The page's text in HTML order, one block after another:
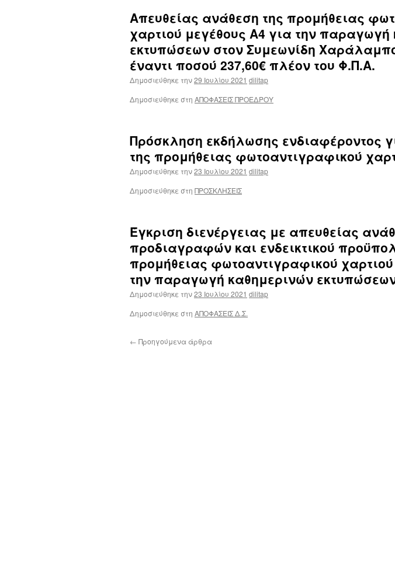
Απευθείας ανάθεση της προμήθειας
χαρτιού μεγέθους Α4 για την παραγωγή
εκτυπώσεων στον Συμεωνίδη
έναντι ποσού 237,60€ πλέον του Φ.Π.Α.
Δημοσιεύθηκε την29 Ιουλίου 2021 dilitap
Δημοσιεύθηκε στη ΑΠΟΦΑΣΕΙΣ ΠΡΟΕΔΡΟΥ
Πρόσκληση εκδήλωσης ενδιαφέροντος
της προμήθειας φωτοαντιγραφικού
Δημοσιεύθηκε την23 Ιουλίου 2021 dilitap
Δημοσιεύθηκε στη ΠΡΟΣΚΛΗΣΕΙΣ
Έγκριση διενέργειας με απευθείας
προδιαγραφών και ενδεικτικού
προμήθειας φωτοαντιγραφικού
την παραγωγή καθημερινών
Δημοσιεύθηκε την23 Ιουλίου 2021 dilitap
Δημοσιεύθηκε στη ΑΠΟΦΑΣΕΙΣ Δ.Σ.
← Προηγούμενα άρθρα